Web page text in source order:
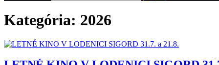
Kategória: 2026